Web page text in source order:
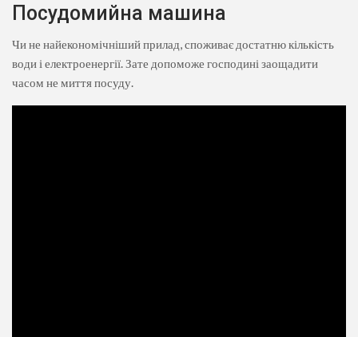
Посудомийна машина
Чи не найекономічніший прилад, споживає достатню кількість
води і електроенергії. Зате допоможе господині заощадити
часом не миття посуду.